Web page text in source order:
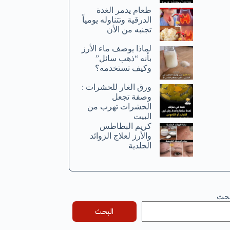
طعام يدمر الغدة
الدرقية وتتناوله يومياً
تجنبه من الأن
لماذا يوصف ماء الأرز
بأنه “ذهب سائل”
وكيف تستخدمه؟
ورق الغار للحشرات :
وصفة تجعل
الحشرات تهرب من
البيت
كريم البطاطس
والأرز لعلاج الزوائد
الجلدية
البحث